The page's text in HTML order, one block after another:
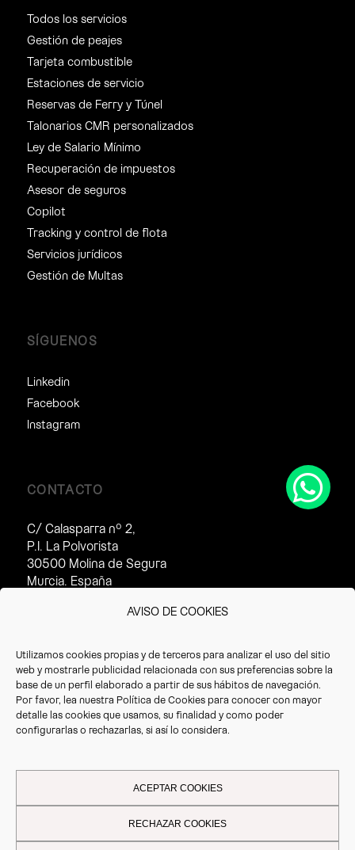
AVISO DE COOKIES
Utilizamos cookies propias y de terceros para analizar el uso del sitio
web y mostrarle publicidad relacionada con sus preferencias sobre la
base de un perfil elaborado a partir de sus hábitos de navegación.
Por favor, lea nuestra Política de Cookies para conocer con mayor
detalle las cookies que usamos, su finalidad y como poder
configurarlas o rechazarlas, si así lo considera.
ACEPTAR COOKIES
RECHAZAR COOKIES
Todos los servicios
Gestión de peajes
Tarjeta combustible
Estaciones de servicio
Reservas de Ferry y Túnel
Talonarios CMR personalizados
Ley de Salario Mínimo
Recuperación de impuestos
Asesor de seguros
Copilot
Tracking y control de flota
Servicios jurídicos
Gestión de Multas
SÍGUENOS
Linkedin
Facebook
Instagram
CONTACTO
C/ Calasparra nº 2,
P.I. La Polvorista
30500 Molina de Segura
Murcia. España
Horario de atención al cliente:
· Verano(15/07 – 15/09):
8:30 – 14:30h
T. +34 968 387 220
F. +34 968 387 766
info@vrioeurope.com